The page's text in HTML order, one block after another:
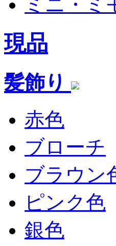
現品
髪飾り
赤色
ブローチ
ブラウン
ピンク色
銀色